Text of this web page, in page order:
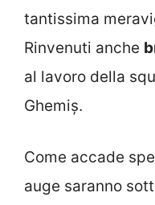
tantissima
Rinvenuti anche
al lavoro della
Ghemiș.
Come accade
auge saranno